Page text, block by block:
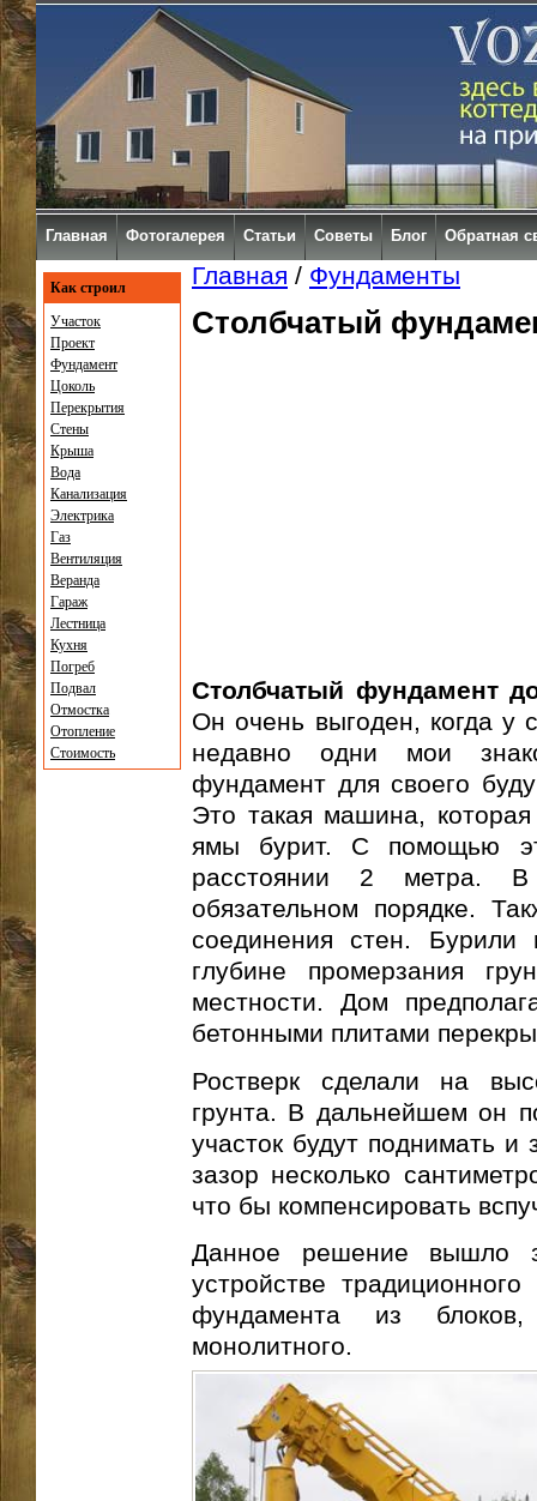
Главная / Фундаменты
Столбчатый
Столбчатый фундамент
Он очень выгоден, когда у
недавно одни мои
фундамент для своего
Это такая машина,
ямы бурит. С помощью
расстоянии 2 метра.
обязательном порядке.
соединения стен.
глубине промерзания
местности. Дом
бетонными плитами
Ростверк сделали на
грунта. В дальнейшем он
участок будут поднимать
зазор несколько
что бы компенсировать
Данное решение вышло
устройстве
фундамента из
монолитного.
Как строил
Участок
Проект
Фундамент
Цоколь
Перекрытия
Стены
Крыша
Вода
Канализация
Электрика
Газ
Вентиляция
Веранда
Гараж
Лестница
Кухня
Погреб
Подвал
Отмостка
Отопление
Стоимость
Главная Фотогалерея Статьи Советы Блог Обратная